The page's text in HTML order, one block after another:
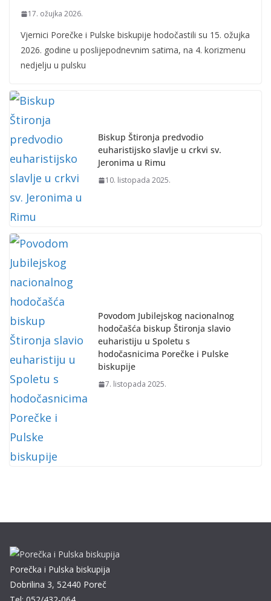
17. ožujka 2026.
Vjernici Porečke i Pulske biskupije hodočastili su 15. ožujka
2026. godine u poslijepodnevnim satima, na 4. korizmenu
nedjelju u pulsku
Biskup Štironja predvodio
euharistijsko slavlje u crkvi sv.
Jeronima u Rimu
10. listopada 2025.
Povodom Jubilejskog nacionalnog
hodočašća biskup Štironja slavio
euharistiju u Spoletu s
hodočasnicima Porečke i Pulske
biskupije
7. listopada 2025.
Porečka i Pulska biskupija
Dobrilina 3, 52440 Poreč